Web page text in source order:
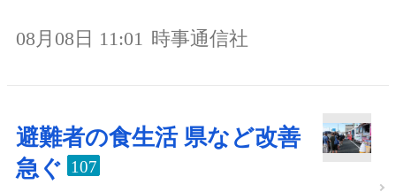
08月08日 11:01 時事通信社
避難者の食生活 県など改善
急ぐ 107